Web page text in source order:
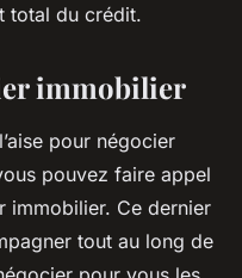
total du crédit.
immobilier
pour négocier
pouvez faire appel
immobilier. Ce dernier
tout au long de